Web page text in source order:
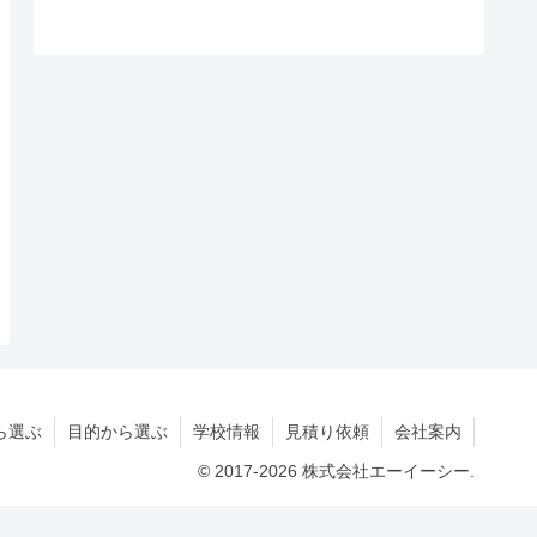
選ぶ 目的から選ぶ 学校情報 見積り依頼 会社案内
© 2017-2026 株式会社エーイーシー.